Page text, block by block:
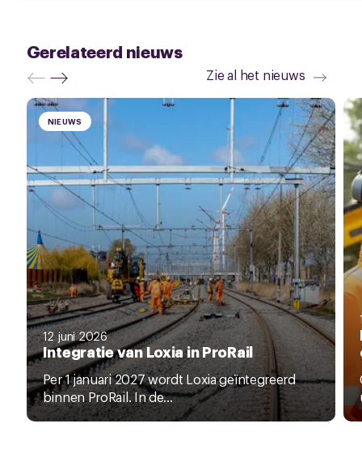
Gerelateerd nieuws
Zie al het nieuws
NIEUWS
12 juni 2026
Integratie van Loxia in ProRail
Per 1 januari 2027 wordt Loxia geïntegreerd
binnen ProRail. In de...